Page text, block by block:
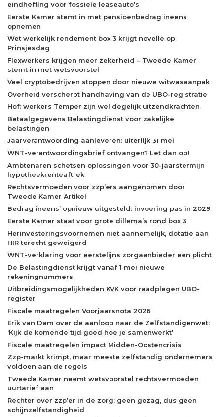
eindheffing voor fossiele leaseauto’s
Eerste Kamer stemt in met pensioenbedrag ineens
opnemen
Wet werkelijk rendement box 3 krijgt novelle op
Prinsjesdag
Flexwerkers krijgen meer zekerheid – Tweede Kamer
stemt in met wetsvoorstel
Veel cryptobedrijven stoppen door nieuwe witwasaanpak
Overheid verscherpt handhaving van de UBO-registratie
Hof: werkers Temper zijn wel degelijk uitzendkrachten
Betaalgegevens Belastingdienst voor zakelijke
belastingen
Jaarverantwoording aanleveren: uiterlijk 31 mei
WNT-verantwoordingsbrief ontvangen? Let dan op!
Ambtenaren schetsen oplossingen voor 30-jaarstermijn
hypotheekrenteaftrek
Rechtsvermoeden voor zzp’ers aangenomen door
Tweede Kamer Artikel
Bedrag ineens’ opnieuw uitgesteld: invoering pas in 2029
Eerste Kamer staat voor grote dillema’s rond box 3
Herinvesteringsvoornemen niet aannemelijk, dotatie aan
HIR terecht geweigerd
WNT-verklaring voor eerstelijns zorgaanbieder een plicht
De Belastingdienst krijgt vanaf 1 mei nieuwe
rekeningnummers
Uitbreidingsmogelijkheden KVK voor raadplegen UBO-
register
Fiscale maatregelen Voorjaarsnota 2026
Erik van Dam over de aanloop naar de Zelfstandigenwet:
‘Kijk de komende tijd goed hoe je samenwerkt’
Fiscale maatregelen impact Midden-Oostencrisis
Zzp-markt krimpt, maar meeste zelfstandig ondernemers
voldoen aan de regels
Tweede Kamer neemt wetsvoorstel rechtsvermoeden
uurtarief aan
Rechter over zzp’er in de zorg: geen gezag, dus geen
schijnzelfstandigheid